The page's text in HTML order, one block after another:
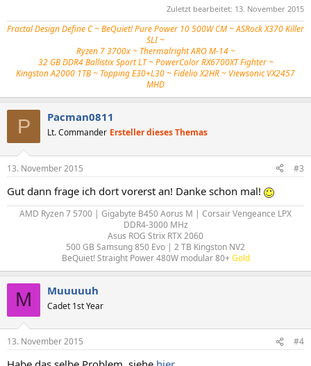
Zuletzt bearbeitet: 13. November 2015
Fractal Design Define C ~BeQuiet! Pure Power 10 500W CM~ ASRock X370 Killer
SLI ~
Ryzen 7 3700x ~ Thermalright ARO M-14 ~
32 GB DDR4 Ballistix Sport LT ~ PowerColor RX6700XT Fighter ~
Kingston A2000 1TB ~ Topping E30+L30 ~ Fidelio X2HR ~ Viewsonic VX2457
MHD
P Pacman0811
Lt. Commander Ersteller dieses Themas
13. November 2015 #3
Gut dann frage ich dort vorerst an! Danke schon mal!
AMD Ryzen 7 5700 | Gigabyte B450 Aorus M | Corsair Vengeance LPX
DDR4-3000 MHz
Asus ROG Strix RTX 2060
500 GB Samsung 850 Evo | 2 TB Kingston NV2
BeQuiet! Straight Power 480W modular 80+Gold
M Muuuuuh
Cadet 1st Year
13. November 2015 #4